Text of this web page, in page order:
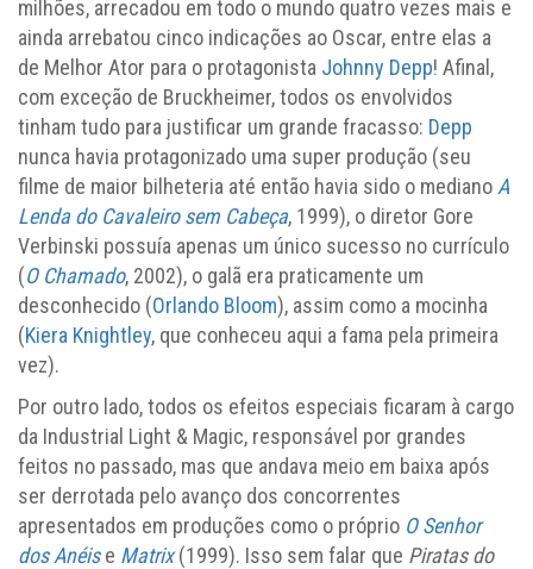
milhões, arrecadou em todo o mundo quatro vezes mais e
ainda arrebatou cinco indicações ao Oscar, entre elas a
de Melhor Ator para o protagonista Johnny Depp! Afinal,
com exceção de Bruckheimer, todos os envolvidos
tinham tudo para justificar um grande fracasso: Depp
nunca havia protagonizado uma super produção (seu
filme de maior bilheteria até então havia sido o mediano A
Lenda do Cavaleiro sem Cabeça, 1999), o diretor Gore
Verbinski possuía apenas um único sucesso no currículo
(O Chamado, 2002), o galã era praticamente um
desconhecido (Orlando Bloom), assim como a mocinha
(Kiera Knightley, que conheceu aqui a fama pela primeira
vez).
Por outro lado, todos os efeitos especiais ficaram à cargo
da Industrial Light & Magic, responsável por grandes
feitos no passado, mas que andava meio em baixa após
ser derrotada pelo avanço dos concorrentes
apresentados em produções como o próprio O Senhor
dos Anéise Matrix(1999). Isso sem falar que Piratas do